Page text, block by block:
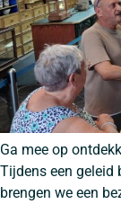
Ga mee op
Tijdens een geleid
brengen we een